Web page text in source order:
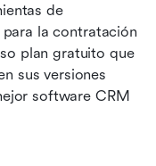
de
la contratación
plan gratuito que
sus versiones
software CRM